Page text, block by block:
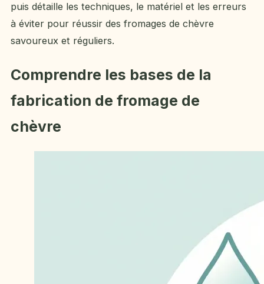
puis détaille les techniques, le matériel et les erreurs
à éviter pour réussir des fromages de chèvre
savoureux et réguliers.
Comprendre les bases de la
fabrication de fromage de
chèvre